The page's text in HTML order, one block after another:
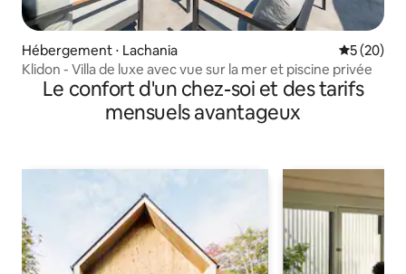
Hébergement ⋅ Lachania
5 (20)
Klidon - Villa de luxe avec vue sur la mer et piscine privée
Le confort d'un chez-soi et des tarifs
mensuels avantageux